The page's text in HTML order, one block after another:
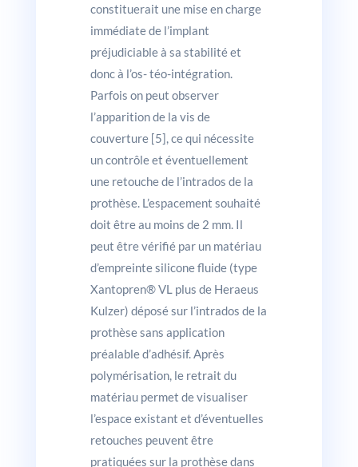
constituerait une mise en charge
immédiate de l’implant
préjudiciable à sa stabilité et
donc à l’os- téo-intégration.
Parfois on peut observer
l’apparition de la vis de
couverture [5], ce qui nécessite
un contrôle et éventuellement
une retouche de l’intrados de la
prothèse. L’espacement souhaité
doit être au moins de 2 mm. Il
peut être vérifié par un matériau
d’empreinte silicone fluide (type
Xantopren® VL plus de Heraeus
Kulzer) déposé sur l’intrados de la
prothèse sans application
préalable d’adhésif. Après
polymérisation, le retrait du
matériau permet de visualiser
l’espace existant et d’éventuelles
retouches peuvent être
pratiquées sur la prothèse dans